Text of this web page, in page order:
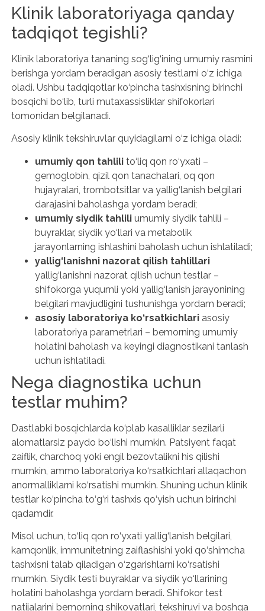
Klinik laboratoriyaga qanday
tadqiqot tegishli?
Klinik laboratoriya tananing sog‘lig‘ining umumiy rasmini
berishga yordam beradigan asosiy testlarni o‘z ichiga
oladi. Ushbu tadqiqotlar ko‘pincha tashxisning birinchi
bosqichi bo‘lib, turli mutaxassisliklar shifokorlari
tomonidan belgilanadi.
Asosiy klinik tekshiruvlar quyidagilarni o‘z ichiga oladi:
umumiy qon tahlilito‘liq qon ro‘yxati –
gemoglobin, qizil qon tanachalari, oq qon
hujayralari, trombotsitlar va yallig‘lanish belgilari
darajasini baholashga yordam beradi;
umumiy siydik tahliliumumiy siydik tahlili –
buyraklar, siydik yo‘llari va metabolik
jarayonlarning ishlashini baholash uchun ishlatiladi;
yallig‘lanishni nazorat qilish tahlillari
yallig‘lanishni nazorat qilish uchun testlar –
shifokorga yuqumli yoki yallig‘lanish jarayonining
belgilari mavjudligini tushunishga yordam beradi;
asosiy laboratoriya ko‘rsatkichlariasosiy
laboratoriya parametrlari – bemorning umumiy
holatini baholash va keyingi diagnostikani tanlash
uchun ishlatiladi.
Nega diagnostika uchun
testlar muhim?
Dastlabki bosqichlarda ko‘plab kasalliklar sezilarli
alomatlarsiz paydo bo‘lishi mumkin. Patsiyent faqat
zaiflik, charchoq yoki engil bezovtalikni his qilishi
mumkin, ammo laboratoriya ko‘rsatkichlari allaqachon
anormalliklarni ko‘rsatishi mumkin. Shuning uchun klinik
testlar ko‘pincha to‘g‘ri tashxis qo‘yish uchun birinchi
qadamdir.
Misol uchun, to‘liq qon ro‘yxati yallig‘lanish belgilari,
kamqonlik, immunitetning zaiflashishi yoki qo‘shimcha
tashxisni talab qiladigan o‘zgarishlarni ko‘rsatishi
mumkin. Siydik testi buyraklar va siydik yo‘llarining
holatini baholashga yordam beradi. Shifokor test
natijalarini bemorning shikoyatlari, tekshiruvi va boshqa